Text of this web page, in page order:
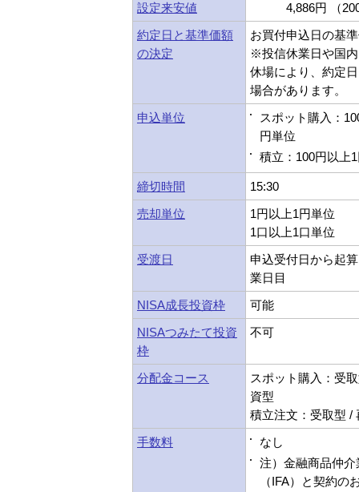
設定来安値
4,886円 （
約定日と基準価額
の決定
お買付申込日の基
※投信休業日や国
休場により、約定
場合があります。
申込単位
スポット購入：
円単位
積立：100円以上
締切時間
15:30
売却単位
1円以上1円単位
1口以上1口単位
受渡日
申込受付日から起
業日目
NISA成長投資枠
可能
NISAつみたて投資
枠
不可
分配金コース
スポット購入：受
資型
積立注文：受取型 /
手数料
なし
注）金融商品仲介
（IFA）と契約の